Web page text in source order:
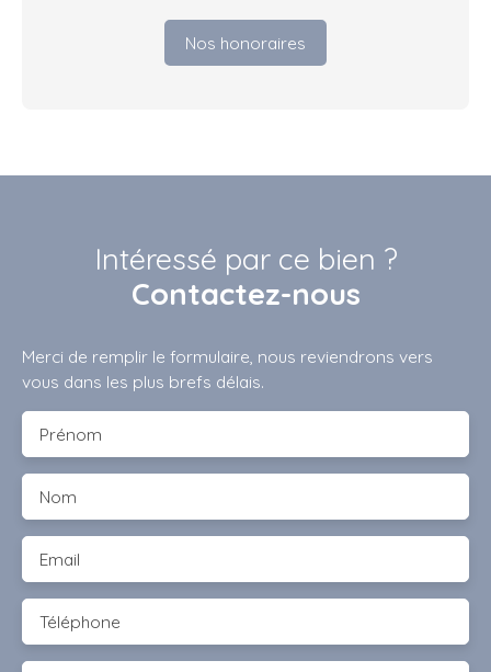
Nos honoraires
Intéressé par ce bien ?
Contactez-nous
Merci de remplir le formulaire, nous reviendrons vers
vous dans les plus brefs délais.
Prénom
Nom
Email
Téléphone